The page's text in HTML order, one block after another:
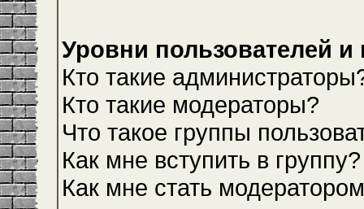
Уровни пользователей и
Кто такие
Кто такие модераторы?
Что такое группы
Как мне вступить в группу?
Как мне стать